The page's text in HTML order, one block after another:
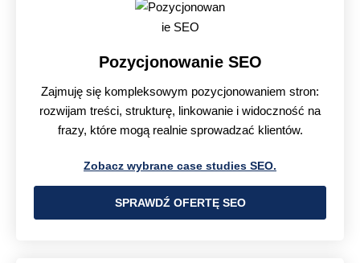
Pozycjonowanie SEO
Zajmuję się kompleksowym pozycjonowaniem stron:
rozwijam treści, strukturę, linkowanie i widoczność na
frazy, które mogą realnie sprowadzać klientów.
Zobacz wybrane case studies SEO.
SPRAWDŹ OFERTĘ SEO